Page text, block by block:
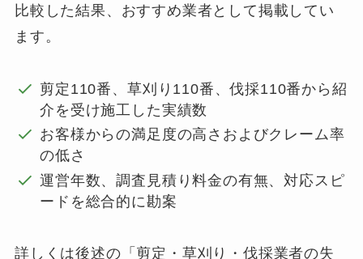
比較した結果、おすすめ業者として掲載してい
ます。
剪定110番、草刈り110番、伐採110番から紹
介を受け施工した実績数
お客様からの満足度の高さおよびクレーム率
の低さ
運営年数、調査見積り料金の有無、対応スピ
ードを総合的に勘案
詳しくは後述の「 剪定・草刈り・伐採業者の失